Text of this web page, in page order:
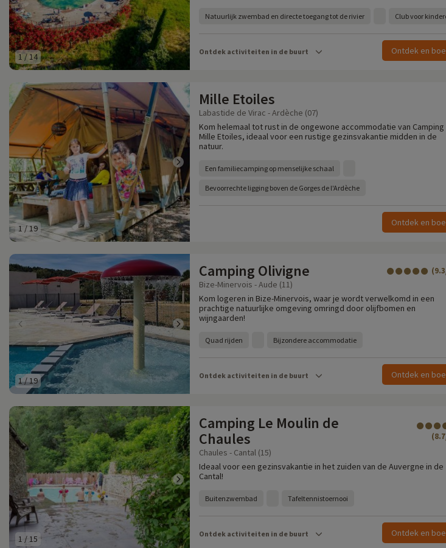
1/14
Natuurlijk zwembad en directe toegang tot de rivier Club voor
Ontdek activiteiten in de buurt Ontdek en
1 /19
Mille Etoiles
Labastide de Virac - Ardèche (07)
Kom helemaal tot rust in de ongewone accommodatie van Camping
Mille Etoiles, ideaal voor een rustige gezinsvakantie midden in de
natuur.
Een familiecamping op menselijke schaal
Bevoorrechte ligging boven de Gorges de l'Ardèche
Ontdek en
1/19
Camping Olivigne
Bize-Minervois - Aude (11)
Kom logeren in Bize-Minervois, waar je wordt verwelkomd in een
prachtige natuurlijke omgeving omringd door olijfbomen en
wijngaarden!
Quad rijden Bijzondere accommodatie
Ontdek activiteiten in de buurt Ontdek en
1 / 15
Camping Le Moulin de
Chaules
Chaules - Cantal (15)
Ideaal voor een gezinsvakantie in het zuiden van de Auvergne in de
Cantal!
Buitenzwembad Tafeltennistoernooi
Ontdek activiteiten in de buurt Ontdek en